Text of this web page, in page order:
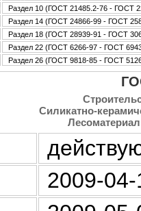
Раздел 10 (ГОСТ 21485.2-76 - ГОСТ
Раздел 14 (ГОСТ 24866-99 - ГОСТ
Раздел 18 (ГОСТ 28939-91 - ГОСТ
Раздел 22 (ГОСТ 6266-97 - ГОСТ
Раздел 26 (ГОСТ 9818-85 - ГОСТ
Силикатно-
2009-